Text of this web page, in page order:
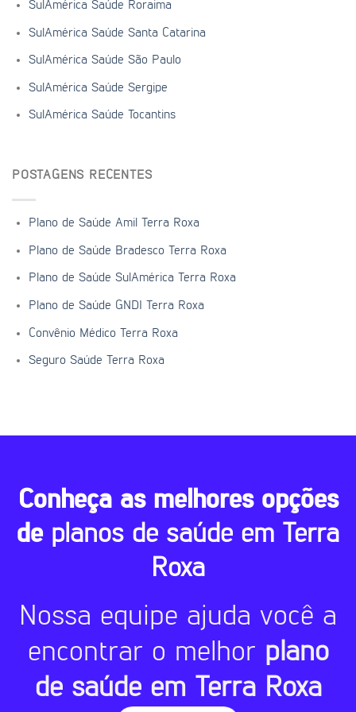
SulAmérica Saúde Roraima
SulAmérica Saúde Santa Catarina
SulAmérica Saúde São Paulo
SulAmérica Saúde Sergipe
SulAmérica Saúde Tocantins
POSTAGENS RECENTES
Plano de Saúde Amil Terra Roxa
Plano de Saúde Bradesco Terra Roxa
Plano de Saúde SulAmérica Terra Roxa
Plano de Saúde GNDI Terra Roxa
Convênio Médico Terra Roxa
Seguro Saúde Terra Roxa
Conheça as melhores opções
de planos de saúde em Terra
Roxa
Nossa equipe ajuda você a
encontrar o melhor plano
de saúde em Terra Roxa